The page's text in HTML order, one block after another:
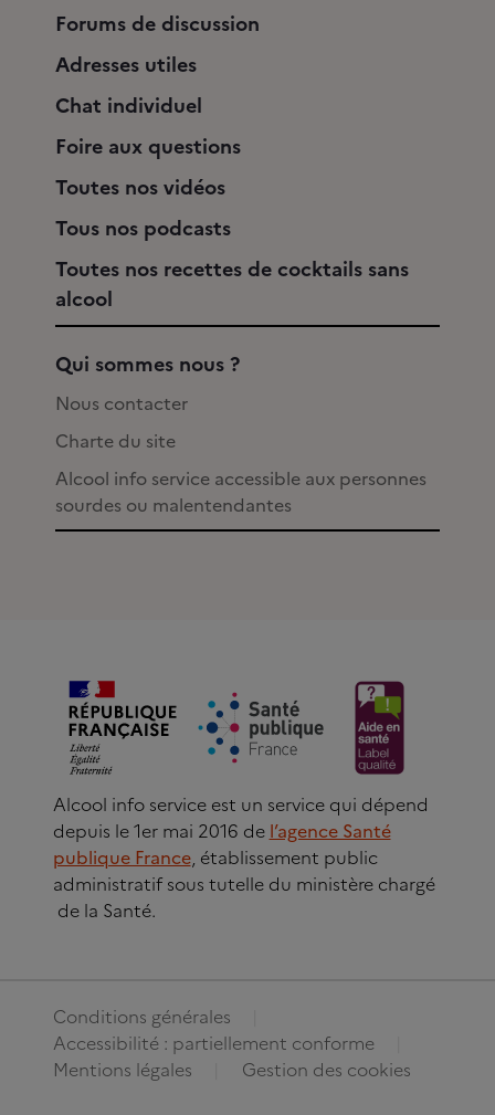
Forums de discussion
Adresses utiles
Chat individuel
Foire aux questions
Toutes nos vidéos
Tous nos podcasts
Toutes nos recettes de cocktails sans
alcool
Qui sommes nous ?
Nous contacter
Charte du site
Alcool info service accessible aux personnes
sourdes ou malentendantes
Alcool info service est un service qui dépend
depuis le 1er mai 2016 de l’agence Santé
publique France, établissement public
administratif sous tutelle du ministère chargé
de la Santé.
Conditions générales
Accessibilité : partiellement conforme
Mentions légales
Gestion des cookies